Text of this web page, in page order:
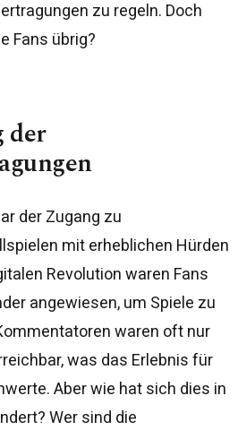
zu regeln. Doch
Fans übrig?
der
der Zugang zu
mit erheblichen Hürden
Revolution waren Fans
angewiesen, um Spiele zu
waren oft nur
was das Erlebnis für
Aber wie hat sich dies in
Wer sind die